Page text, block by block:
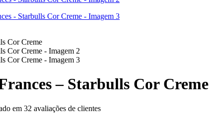
– Starbulls Cor Creme
em 32 avaliações de clientes